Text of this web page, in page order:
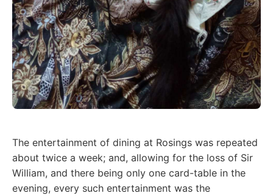
The entertainment of dining at Rosings was repeated
about twice a week; and, allowing for the loss of Sir
William, and there being only one card-table in the
evening, every such entertainment was the